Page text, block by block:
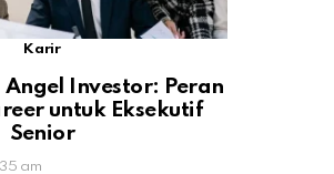
Karir
Investor: Peran
untuk Eksekutif
Senior
am